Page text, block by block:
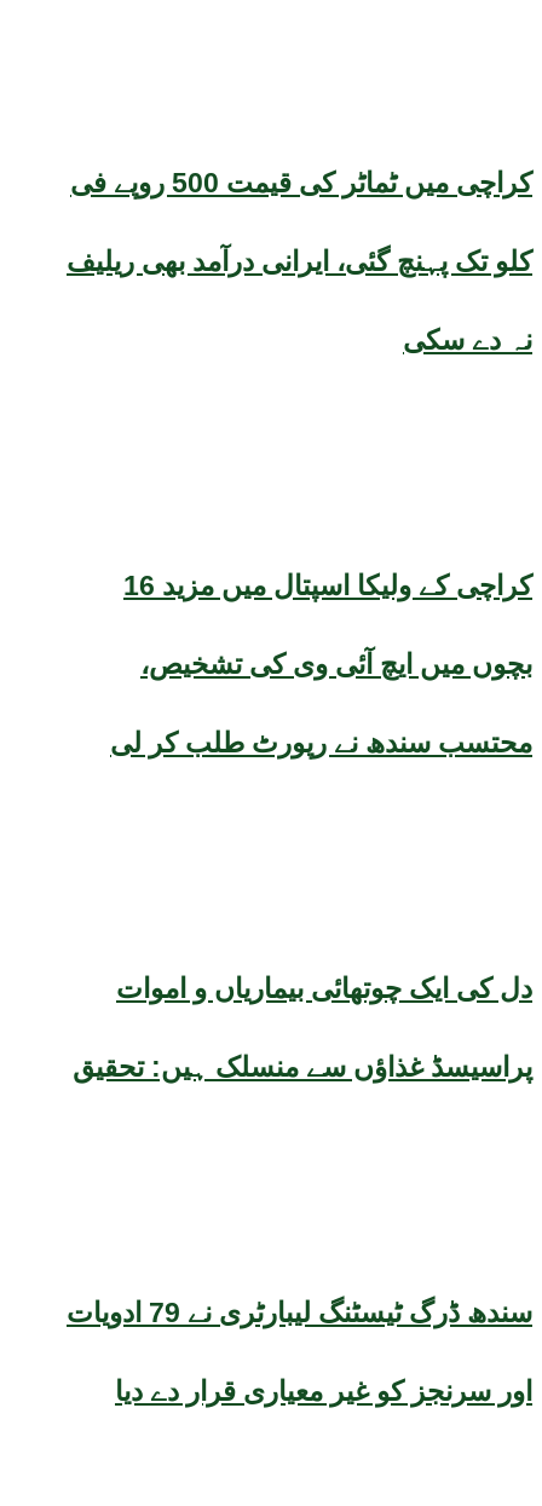
کراچی میں ٹماٹر کی قیمت 500 روپے فی
کلو تک پہنچ گئی، ایرانی درآمد بھی ریلیف
نہ دے سکی
کراچی کے ولیکا اسپتال میں مزید 16
بچوں میں ایچ آئی وی کی تشخیص،
محتسب سندھ نے رپورٹ طلب کر لی
دل کی ایک چوتھائی بیماریاں و اموات
پراسیسڈ غذاؤں سے منسلک ہیں: تحقیق
سندھ ڈرگ ٹیسٹنگ لیبارٹری نے 79 ادویات
اور سرنجز کو غیر معیاری قرار دے دیا